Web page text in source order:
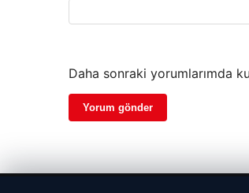
Daha sonraki yorumlarımda